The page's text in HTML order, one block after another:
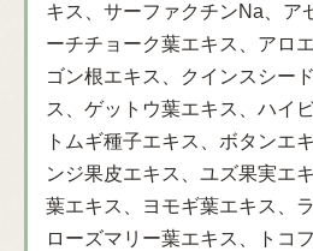
キス、サーファクチンNa、ア
ーチチョーク葉エキス、アロ
ゴン根エキス、クインスシー
ス、ゲットウ葉エキス、ハイ
トムギ種子エキス、ボタンエ
ンジ果皮エキス、ユズ果実エ
葉エキス、ヨモギ葉エキス、
ローズマリー葉エキス、トコ